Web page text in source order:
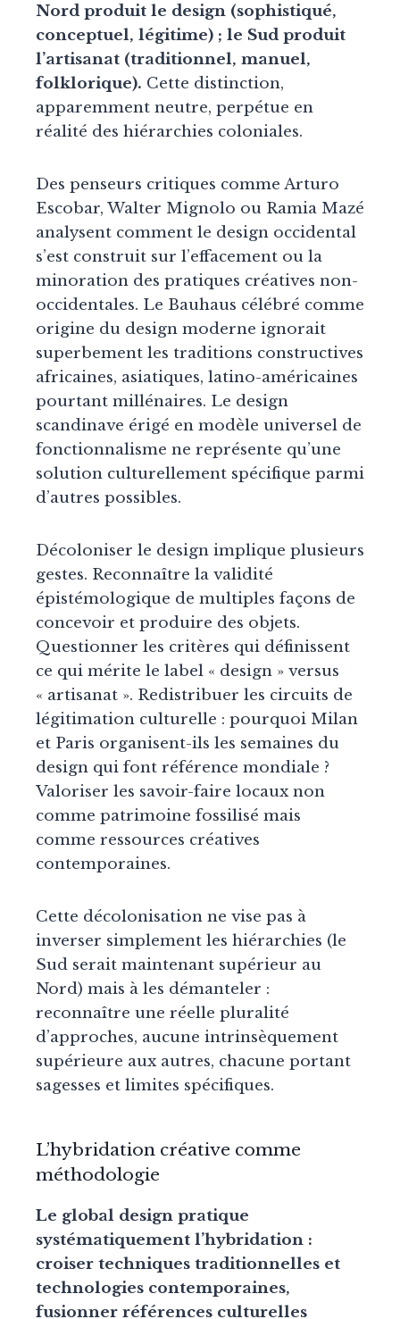
Nord produit le design (sophistiqué,
conceptuel, légitime) ; le Sud produit
l’artisanat (traditionnel, manuel,
folklorique). Cette distinction,
apparemment neutre, perpétue en
réalité des hiérarchies coloniales.
Des penseurs critiques comme Arturo
Escobar, Walter Mignolo ou Ramia Mazé
analysent comment le design occidental
s’est construit sur l’effacement ou la
minoration des pratiques créatives non-
occidentales. Le Bauhaus célébré comme
origine du design moderne ignorait
superbement les traditions constructives
africaines, asiatiques, latino-américaines
pourtant millénaires. Le design
scandinave érigé en modèle universel de
fonctionnalisme ne représente qu’une
solution culturellement spécifique parmi
d’autres possibles.
Décoloniser le design implique plusieurs
gestes. Reconnaître la validité
épistémologique de multiples façons de
concevoir et produire des objets.
Questionner les critères qui définissent
ce qui mérite le label « design » versus
« artisanat ». Redistribuer les circuits de
légitimation culturelle : pourquoi Milan
et Paris organisent-ils les semaines du
design qui font référence mondiale ?
Valoriser les savoir-faire locaux non
comme patrimoine fossilisé mais
comme ressources créatives
contemporaines.
Cette décolonisation ne vise pas à
inverser simplement les hiérarchies (le
Sud serait maintenant supérieur au
Nord) mais à les démanteler :
reconnaître une réelle pluralité
d’approches, aucune intrinsèquement
supérieure aux autres, chacune portant
sagesses et limites spécifiques.
L’hybridation créative comme
méthodologie
Le global design pratique
systématiquement l’hybridation :
croiser techniques traditionnelles et
technologies contemporaines,
fusionner références culturelles